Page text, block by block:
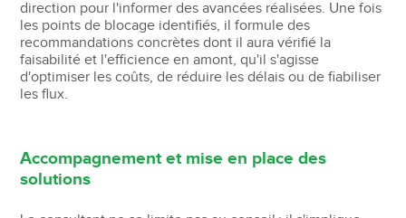
direction pour l'informer des avancées réalisées. Une fois
les points de blocage identifiés, il formule des
recommandations concrètes dont il aura vérifié la
faisabilité et l'efficience en amont, qu'il s'agisse
d'optimiser les coûts, de réduire les délais ou de fiabiliser
les flux.
Accompagnement et mise en place des
solutions